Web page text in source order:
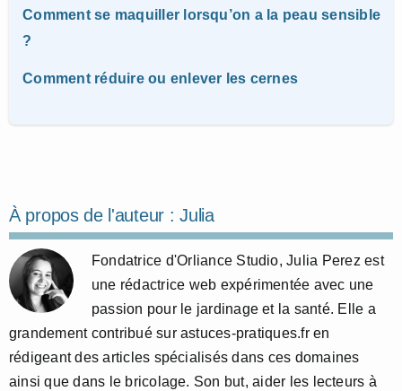
Comment se maquiller lorsqu’on a la peau sensible
?
Comment réduire ou enlever les cernes
À propos de l'auteur :Julia
Fondatrice d'Orliance Studio, Julia Perez est
une rédactrice web expérimentée avec une
passion pour le jardinage et la santé. Elle a
grandement contribué sur astuces-pratiques.fr en
rédigeant des articles spécialisés dans ces domaines
ainsi que dans le bricolage. Son but, aider les lecteurs à